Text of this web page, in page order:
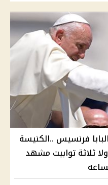
فرنسيس ..الكنيسة
ثلاثة توابيت مشهد